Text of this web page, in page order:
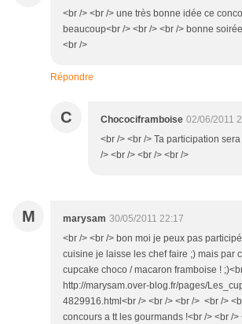
<br /> <br /> une très bonne idée ce
beaucoup<br /> <br /> <br /> bonne
<br />
Répondre
C Chocociframboise 02/06/2011
<br /> <br /> Ta participation
/> <br /> <br /> <br />
M marysam 30/05/2011 22:17
<br /> <br /> bon moi je peux pas
cuisine je laisse les chef faire ;) mais par
cupcake choco / macaron framboise !
http://marysam.over-blog.fr/pages/
4829916.html<br /> <br /> <br /> <br />
concours a tt les gourmands !<br /> <br /